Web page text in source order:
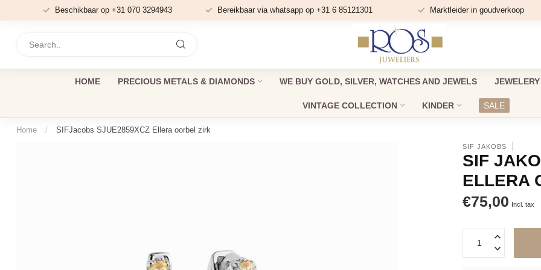
Beschikbaar op +31 070 3294943 Bereikbaar via whatsapp op +31 6 85121301 Marktleider in goudverkoop
HOME PRECIOUS METALS & DIAMONDS WE BUY GOLD, SILVER, WATCHES AND JEWELS JEWELERY
VINTAGE COLLECTION KINDER SALE
Home / SIFJacobs SJUE2859XCZ Ellera oorbel zirk
SIF JAKOBS
SIF
ELLERA
€75,00 Incl. tax